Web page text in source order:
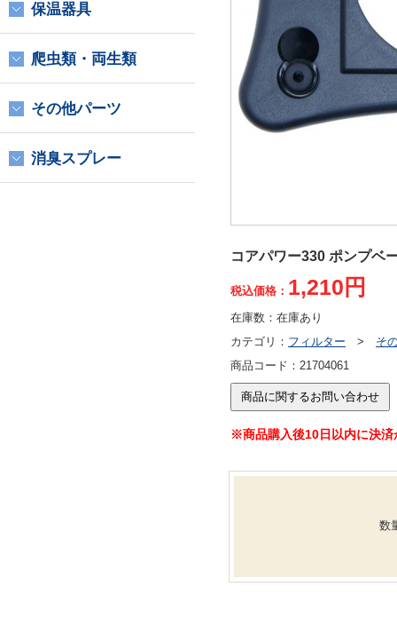
コアパワー330 ポンプベ
税込価格： 1,210円
在庫数： 在庫あり
カテゴリ： フィルター > そ
商品コード： 21704061
※商品購入後10日以内に決済
数
保温器具
爬虫類・両生類
その他パーツ
消臭スプレー